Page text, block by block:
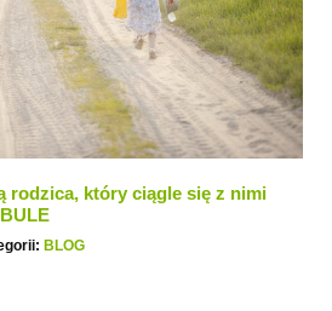
rodzica, który ciągle się z nimi
BLOG